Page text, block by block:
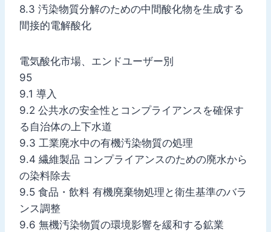
8.3 汚染物質分解のための中間酸化物を生成する
間接的電解酸化
電気酸化市場、エンドユーザー別
95
9.1 導入
9.2 公共水の安全性とコンプライアンスを確保す
る自治体の上下水道
9.3 工業廃水中の有機汚染物質の処理
9.4 繊維製品 コンプライアンスのための廃水から
の染料除去
9.5 食品・飲料 有機廃棄物処理と衛生基準のバラ
ンス調整
9.6 無機汚染物質の環境影響を緩和する鉱業